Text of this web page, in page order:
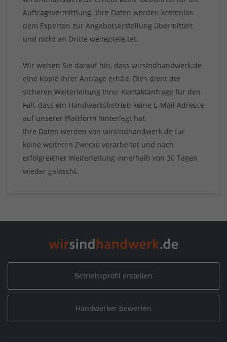
Auftragsvermittlung. Ihre Daten werden kostenlos
dem Experten zur Angebotserstellung übermittelt
und nicht an Dritte weitergeleitet.
Wir weisen Sie darauf hin, dass wirsindhandwerk.de
eine Kopie Ihrer Anfrage erhält. Dies dient der
sicheren Weiterleitung Ihrer Kontaktanfrage für den
Fall, dass ein Handwerksbetrieb keine E-Mail Adresse
auf unserer Plattform hinterlegt hat.
Ihre Daten werden von wirsindhandwerk.de für
keine weiteren Zwecke verarbeitet und nach
erfolgreicher Weiterleitung innerhalb von 30 Tagen
wieder gelöscht.
Betriebsprofil erstellen
Handwerker bewerten